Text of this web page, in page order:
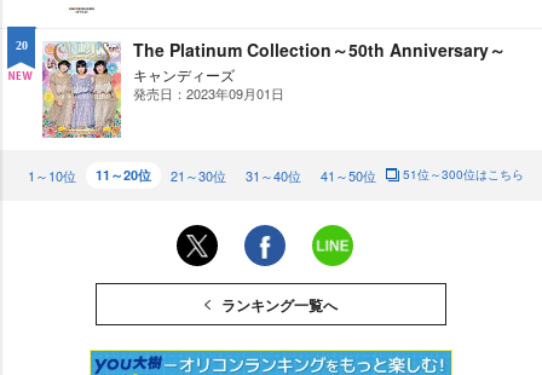
W
20 The Platinum Collection～50th Anniversary～
キャンディーズ
発売日：2023年09月01日
1～10位 11～20位 21～30位 31～40位 41～50位 51位～300位はこちら
ランキング一覧へ